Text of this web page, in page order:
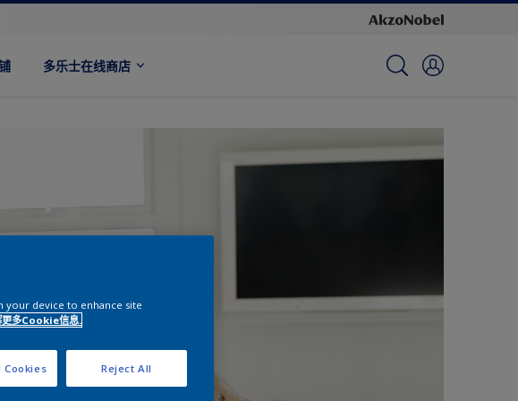
多乐士在线商店
your device to enhance site
更多Cookie信息.
Reject All
Cookies